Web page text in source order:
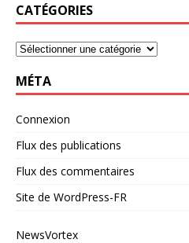
CATÉGORIES
MÉTA
Connexion
Flux des publications
Flux des commentaires
Site de WordPress-FR
NewsVortex